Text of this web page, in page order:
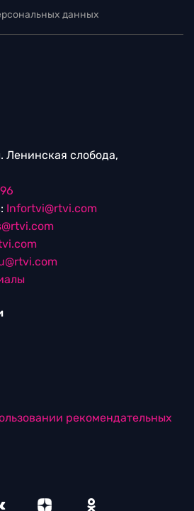
данных
Ленинская слобода,
Infortvi@rtvi.com
рекомендательных